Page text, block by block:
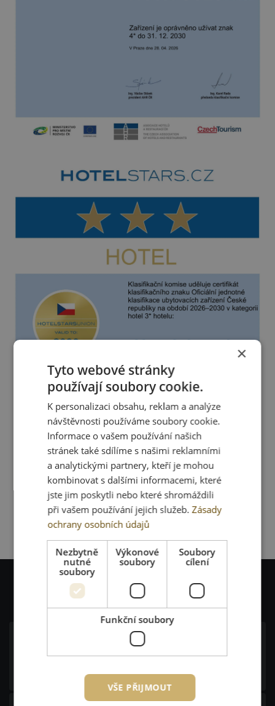
Kontakt:
Hotel JEZERKA s.r.o.
Ústupky 278
538 07 Seč
×
Tyto webové stránky
používají soubory cookie.
K personalizaci obsahu, reklam a analýze
návštěvnosti používáme soubory cookie.
Informace o vašem používání našich
stránek také sdílíme s našimi reklamními
a analytickými partnery, kteří je mohou
kombinovat s dalšími informacemi, které
jste jim poskytli nebo které shromáždili
při vašem používání jejich služeb.Zásady
ochrany osobních údajů
Nezbytně
nutné
soubory
Výkonové
soubory
Soubory
cílení
Funkční soubory
VŠE PŘIJMOUT